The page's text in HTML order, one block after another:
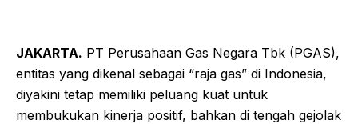
JAKARTA. PT Perusahaan Gas Negara Tbk (PGAS),
entitas yang dikenal sebagai “raja gas” di Indonesia,
diyakini tetap memiliki peluang kuat untuk
membukukan kinerja positif, bahkan di tengah gejolak